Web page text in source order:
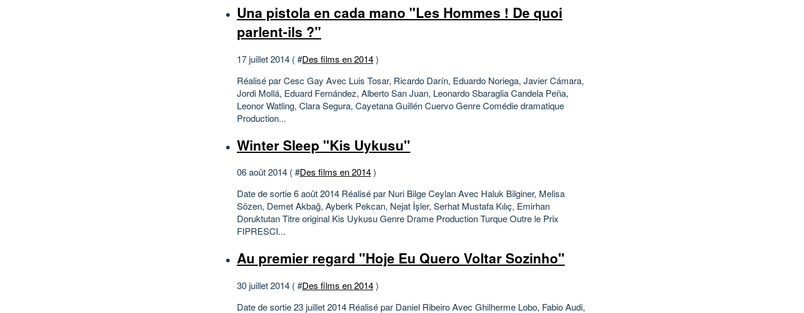
Una pistola en cada mano "Les Hommes ! De quoi
parlent-ils ?"
17 juillet 2014 ( #Des films en 2014)
Réalisé par Cesc Gay Avec Luis Tosar, Ricardo Darín, Eduardo Noriega, Javier Cámara,
Jordi Mollá, Eduard Fernández, Alberto San Juan, Leonardo Sbaraglia Candela Peña,
Leonor Watling, Clara Segura, Cayetana Guillén Cuervo Genre Comédie dramatique
Production...
Winter Sleep "Kis Uykusu"
06 août 2014 ( #Des films en 2014)
Date de sortie 6 août 2014 Réalisé par Nuri Bilge Ceylan Avec Haluk Bilginer, Melisa
Sözen, Demet Akbağ, Ayberk Pekcan, Nejat İşler, Serhat Mustafa Kılıç, Emirhan
Doruktutan Titre original Kis Uykusu Genre Drame Production Turque Outre le Prix
FIPRESCI...
Au premier regard "Hoje Eu Quero Voltar Sozinho"
30 juillet 2014 ( #Des films en 2014)
Date de sortie 23 juillet 2014 Réalisé par Daniel Ribeiro Avec Ghilherme Lobo, Fabio Audi,